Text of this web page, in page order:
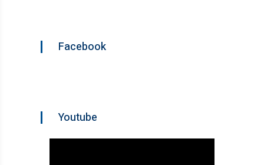
Facebook
Youtube